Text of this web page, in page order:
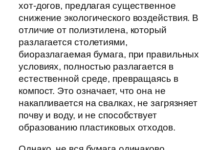
хот-догов, предлагая существенное
снижение экологического воздействия. В
отличие от полиэтилена, который
разлагается столетиями,
биоразлагаемая бумага, при правильных
условиях, полностью разлагается в
естественной среде, превращаясь в
компост. Это означает, что она не
накапливается на свалках, не загрязняет
почву и воду, и не способствует
образованию пластиковых отходов.